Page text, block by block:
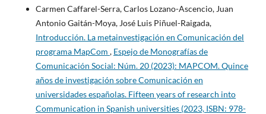
Carmen Caffarel-Serra, Carlos Lozano-Ascencio, Juan
Antonio Gaitán-Moya, José Luis Piñuel-Raigada,
Introducción. La metainvestigación en Comunicación del
programa MapCom , Espejo de Monografías de
Comunicación Social: Núm. 20 (2023): MAPCOM. Quince
años de investigación sobre Comunicación en
universidades españolas. Fifteen years of research into
Communication in Spanish universities (2023, ISBN: 978-